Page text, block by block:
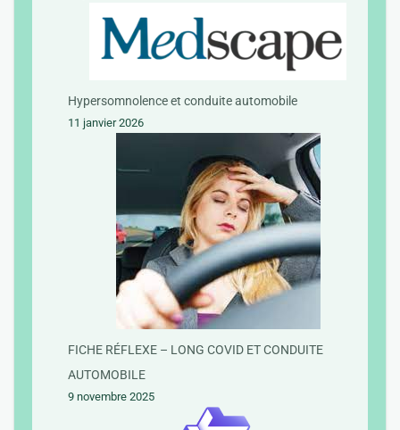
Hypersomnolence et conduite automobile
11 janvier 2026
FICHE RÉFLEXE – LONG COVID ET CONDUITE
AUTOMOBILE
9 novembre 2025